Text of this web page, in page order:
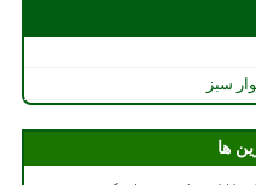
سبز
ها